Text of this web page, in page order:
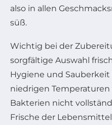
also in allen
süß.
Wichtig bei der
sorgfältige Auswahl
Hygiene und Sauberkeit
niedrigen
Bakterien nicht
Frische der